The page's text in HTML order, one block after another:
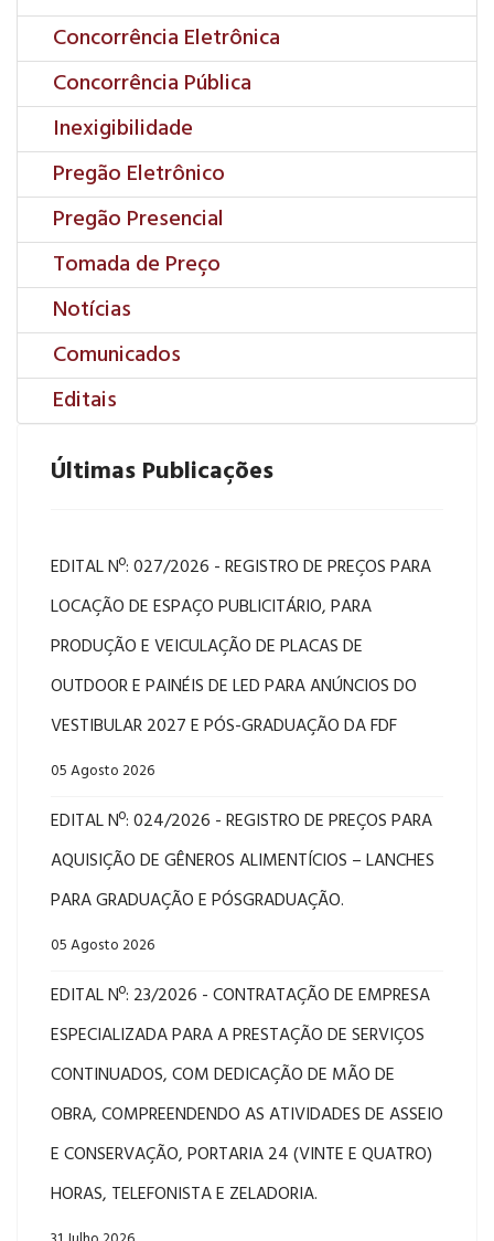
Concorrência Eletrônica
Concorrência Pública
Inexigibilidade
Pregão Eletrônico
Pregão Presencial
Tomada de Preço
Notícias
Comunicados
Editais
Últimas Publicações
EDITAL Nº: 027/2026 - REGISTRO DE PREÇOS PARA
LOCAÇÃO DE ESPAÇO PUBLICITÁRIO, PARA
PRODUÇÃO E VEICULAÇÃO DE PLACAS DE
OUTDOOR E PAINÉIS DE LED PARA ANÚNCIOS DO
VESTIBULAR 2027 E PÓS-GRADUAÇÃO DA FDF
05 Agosto 2026
EDITAL Nº: 024/2026 - REGISTRO DE PREÇOS PARA
AQUISIÇÃO DE GÊNEROS ALIMENTÍCIOS – LANCHES
PARA GRADUAÇÃO E PÓSGRADUAÇÃO.
05 Agosto 2026
EDITAL Nº: 23/2026 - CONTRATAÇÃO DE EMPRESA
ESPECIALIZADA PARA A PRESTAÇÃO DE SERVIÇOS
CONTINUADOS, COM DEDICAÇÃO DE MÃO DE
OBRA, COMPREENDENDO AS ATIVIDADES DE ASSEIO
E CONSERVAÇÃO, PORTARIA 24 (VINTE E QUATRO)
HORAS, TELEFONISTA E ZELADORIA.